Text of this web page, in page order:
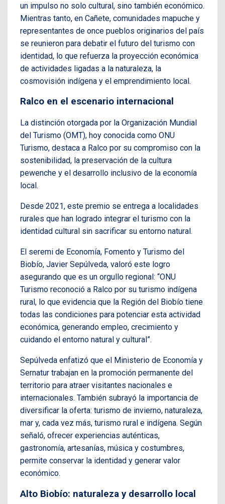
un impulso no solo cultural, sino también económico.
Mientras tanto, en Cañete, comunidades mapuche y
representantes de once pueblos originarios del país
se reunieron para debatir el futuro del turismo con
identidad, lo que refuerza la proyección económica
de actividades ligadas a la naturaleza, la
cosmovisión indígena y el emprendimiento local.
Ralco en el escenario internacional
La distinción otorgada por la Organización Mundial
del Turismo (OMT), hoy conocida como ONU
Turismo, destaca a Ralco por su compromiso con la
sostenibilidad, la preservación de la cultura
pewenche y el desarrollo inclusivo de la economía
local.
Desde 2021, este premio se entrega a localidades
rurales que han logrado integrar el turismo con la
identidad cultural sin sacrificar su entorno natural.
El seremi de Economía, Fomento y Turismo del
Biobío, Javier Sepúlveda, valoró este logro
asegurando que es un orgullo regional: “ONU
Turismo reconoció a Ralco por su turismo indígena
rural, lo que evidencia que la Región del Biobío tiene
todas las condiciones para potenciar esta actividad
económica, generando empleo, crecimiento y
cuidando el entorno natural y cultural”.
Sepúlveda enfatizó que el Ministerio de Economía y
Sernatur trabajan en la promoción permanente del
territorio para atraer visitantes nacionales e
internacionales. También subrayó la importancia de
diversificar la oferta: turismo de invierno, naturaleza,
mar y, cada vez más, turismo rural e indígena. Según
señaló, ofrecer experiencias auténticas,
gastronomía, artesanías, música y costumbres,
permite conservar la identidad y generar valor
económico.
Alto Biobío: naturaleza y desarrollo local